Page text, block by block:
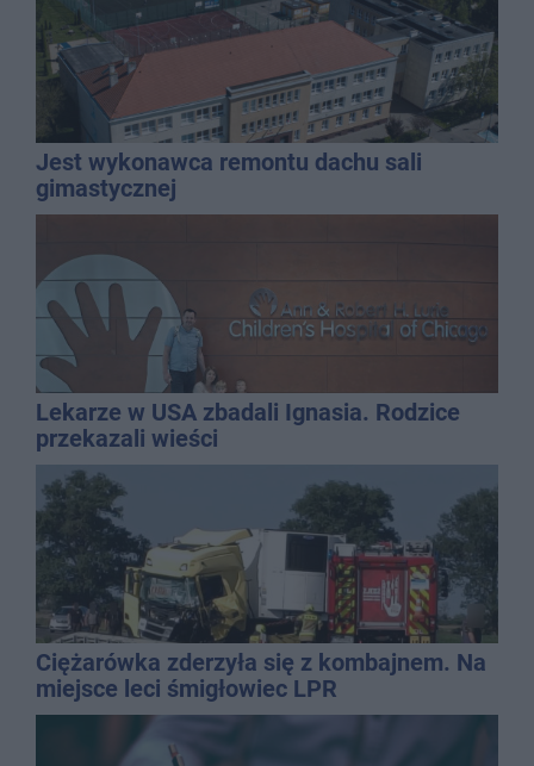
Jest wykonawca remontu dachu sali
gimastycznej
Lekarze w USA zbadali Ignasia. Rodzice
przekazali wieści
Ciężarówka zderzyła się z kombajnem. Na
miejsce leci śmigłowiec LPR